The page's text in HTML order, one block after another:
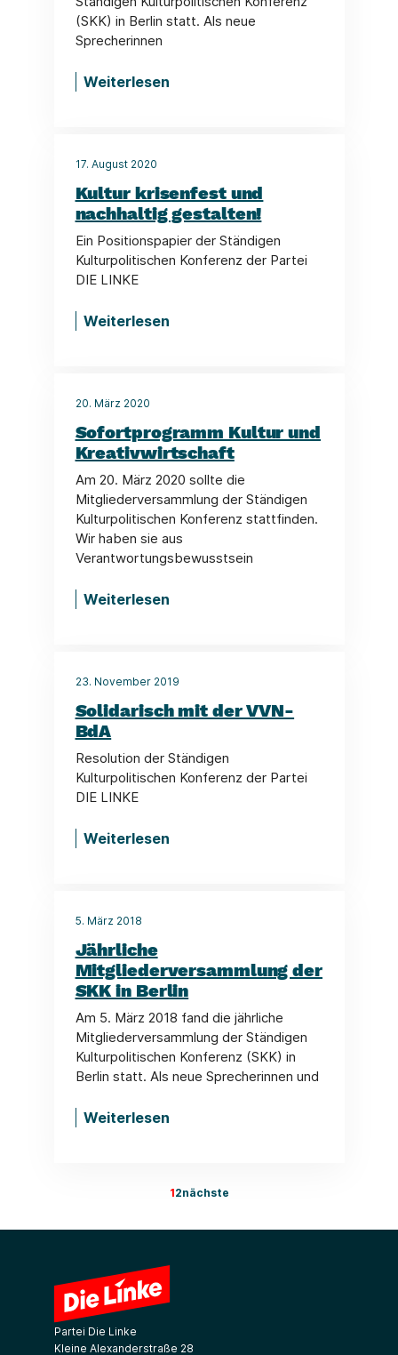
(SKK) in Berlin statt. Als neue
Sprecherinnen
Weiterlesen
17. August 2020
Kultur krisenfest und
nachhaltig gestalten!
Ein Positionspapier der Ständigen
Kulturpolitischen Konferenz der Partei
DIE LINKE
Weiterlesen
20. März 2020
Sofortprogramm Kultur und
Kreativwirtschaft
Am 20. März 2020 sollte die
Mitgliederversammlung der Ständigen
Kulturpolitischen Konferenz stattfinden.
Wir haben sie aus
Verantwortungsbewusstsein
Weiterlesen
23. November 2019
Solidarisch mit der VVN-
BdA
Resolution der Ständigen
Kulturpolitischen Konferenz der Partei
DIE LINKE
Weiterlesen
5. März 2018
Jährliche
Mitgliederversammlung der
SKK in Berlin
Am 5. März 2018 fand die jährliche
Mitgliederversammlung der Ständigen
Kulturpolitischen Konferenz (SKK) in
Berlin statt. Als neue Sprecherinnen und
Weiterlesen
12nächste
Partei Die Linke
Kleine Alexanderstraße 28